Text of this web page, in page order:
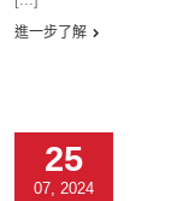
進一步了解
25
07, 2024